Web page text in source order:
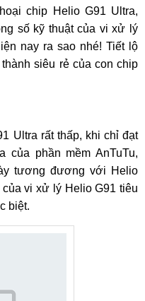
chip Helio G91 Ultra,
số kỹ thuật của vi xử lý
nay ra sao nhé! Tiết lộ
siêu rẻ của con chip
Ultra rất thấp, khi chỉ đạt
của phần mềm AnTuTu,
tương đương với Helio
vi xử lý Helio G91 tiêu
biệt.